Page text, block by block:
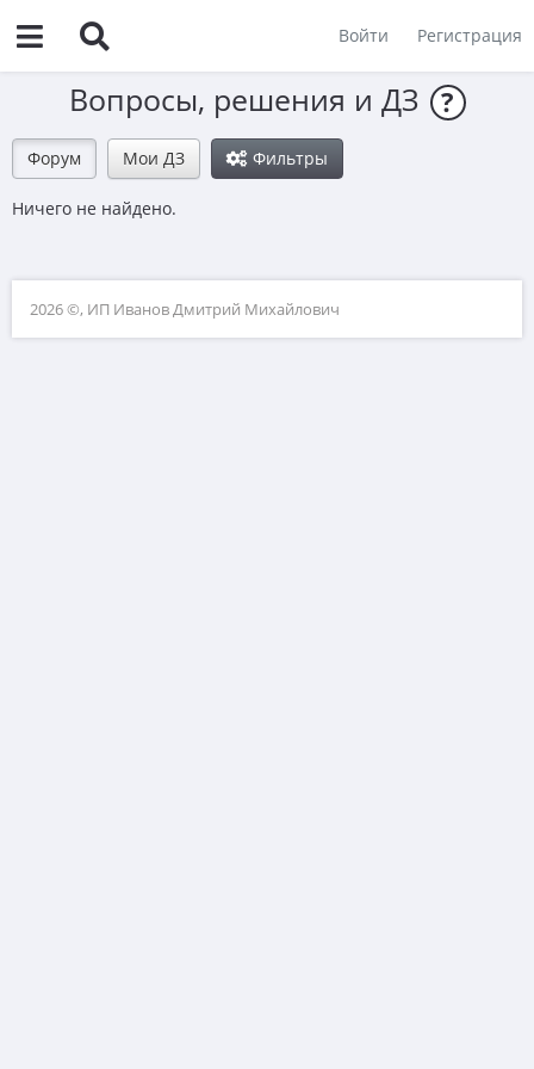
Войти Регистрация
Вопросы, решения и ДЗ ?
Форум Мои ДЗ Фильтры
Ничего не найдено.
2026 ©, ИП Иванов Дмитрий Михайлович